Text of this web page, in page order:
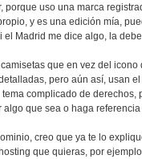
porque uso una marca
y es una edición mía,
el Madrid me dice algo, la
que en vez del
pero aún así, usan
tema complicado de derechos,
algo que sea o haga
creo que ya te lo
que quieras, por